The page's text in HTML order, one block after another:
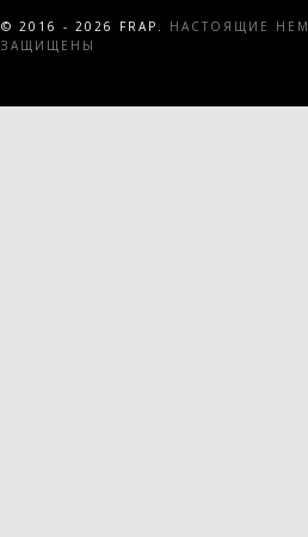
© 2016 - 2026 FRAP.
НАСТОЯЩИЕ
ЗАЩИЩЕНЫ